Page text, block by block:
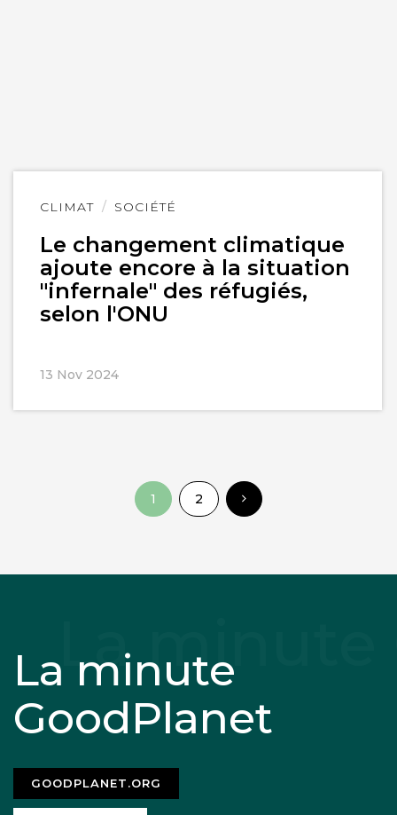
CLIMAT SOCIÉTÉ
Le changement climatique
ajoute encore à la situation
"infernale" des réfugiés,
selon l'ONU
13 Nov 2024
Lire
1 2
La minute
GoodPlanet
GOODPLANET.ORG